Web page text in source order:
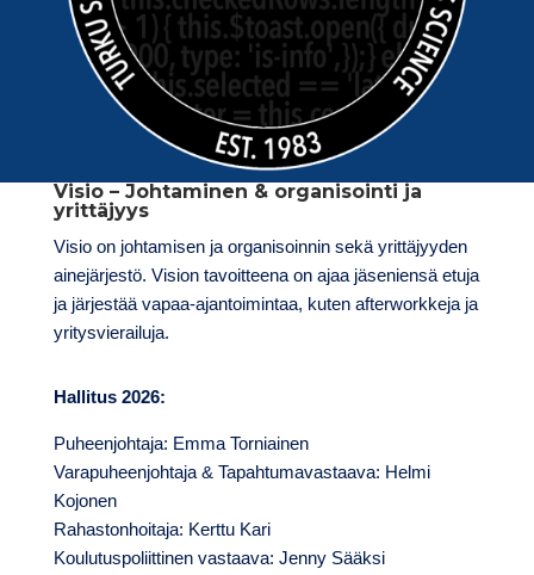
Visio – Johtaminen & organisointi ja
yrittäjyys
Visio on johtamisen ja organisoinnin sekä yrittäjyyden
ainejärjestö. Vision tavoitteena on ajaa jäseniensä etuja
ja järjestää vapaa-ajantoimintaa, kuten afterworkkeja ja
yritysvierailuja.
Hallitus 2026:
Puheenjohtaja: Emma Torniainen
Varapuheenjohtaja & Tapahtumavastaava: Helmi
Kojonen
Rahastonhoitaja: Kerttu Kari
Koulutuspoliittinen vastaava: Jenny Sääksi